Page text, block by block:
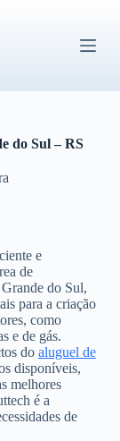
do Sul – RS
e
de
do Sul,
para a criação
como
e de gás.
do aluguel de
disponíveis,
melhores
é a
de